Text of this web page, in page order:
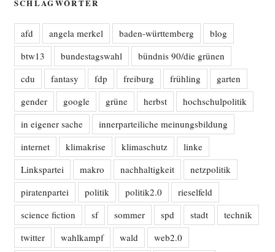
SCHLAGWÖRTER
afd angela merkel baden-württemberg
blog
btw13
bundestagswahl
bündnis 90/die grünen
cdu
fantasy fdp freiburg frühling
garten
gender
google grüne herbst
hochschulpolitik
in eigener sache
innerparteiliche meinungsbildung
internet
klimakrise klimaschutz
linke
Linkspartei
makro nachhaltigkeit
netzpolitik
piratenpartei
politik politik2.0
rieselfeld
science fiction
sf sommer spd stadt
technik
twitter
wahlkampf wald
web2.0